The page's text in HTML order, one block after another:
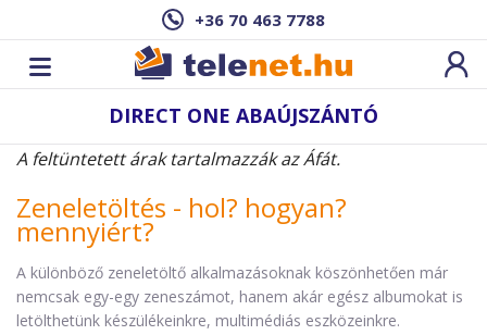
+36 70 463 7788
DIRECT ONE ABAÚJSZÁNTÓ
A feltüntetett árak tartalmazzák az Áfát.
Zeneletöltés - hol? hogyan?
mennyiért?
A különböző zeneletöltő alkalmazásoknak köszönhetően már
nemcsak egy-egy zeneszámot, hanem akár egész albumokat is
letölthetünk készülékeinkre, multimédiás eszközeinkre.